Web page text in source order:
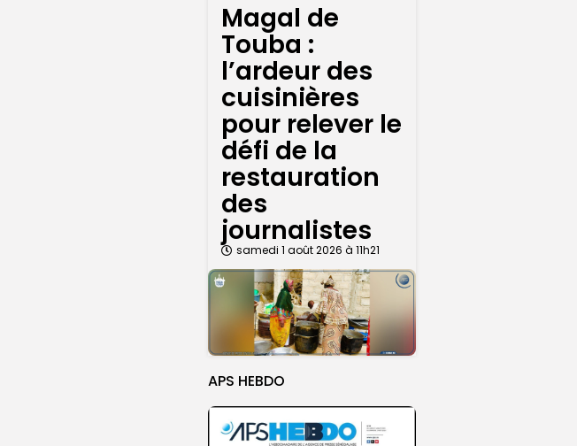
Magal de
Touba :
l’ardeur des
cuisinières
pour relever le
défi de la
restauration
des
journalistes
samedi 1 août 2026 à 11h21
APS HEBDO